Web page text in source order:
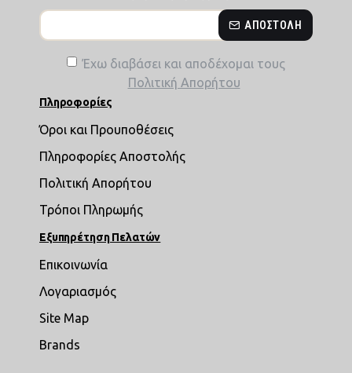
ΑΠΟΣΤΟΛΉ
Έχω διαβάσει και αποδέχομαι τους
Πολιτική Απορήτου
Πληροφορίες
Όροι και Προυποθέσεις
Πληροφορίες Αποστολής
Πολιτική Απορήτου
Τρόποι Πληρωμής
Εξυπηρέτηση Πελατών
Επικοινωνία
Λογαριασμός
Site Map
Brands